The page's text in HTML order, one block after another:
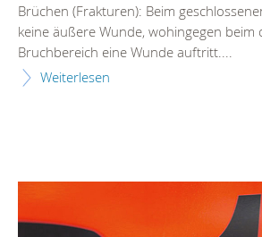
Brüchen (Frakturen): Beim
keine äußere Wunde, wohingegen beim
Bruchbereich eine Wunde auftritt....
Weiterlesen